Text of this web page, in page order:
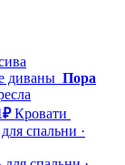
диваны Пора
Кровати
спальни ·